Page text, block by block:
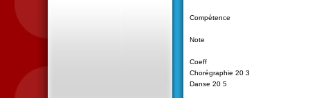
Compétence
Note
Coeff
Chorégraphie 20 3
Danse 20 5